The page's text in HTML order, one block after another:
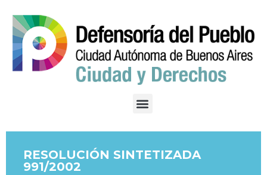
RESOLUCIÓN SINTETIZADA
991/2002